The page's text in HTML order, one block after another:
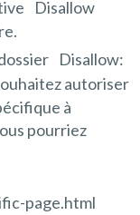
Disallow
Disallow:
autoriser
à
pourriez
page.html